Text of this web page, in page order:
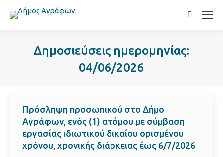
Search:
Δημοσιεύσεις ημερομηνίας:
04/06/2026
Πρόσληψη προσωπικού στο Δήμο
Αγράφων, ενός (1) ατόμου με σύμβαση
εργασίας ιδιωτικού δικαίου ορισμένου
χρόνου, χρονικής διάρκειας έως 6/7/2026